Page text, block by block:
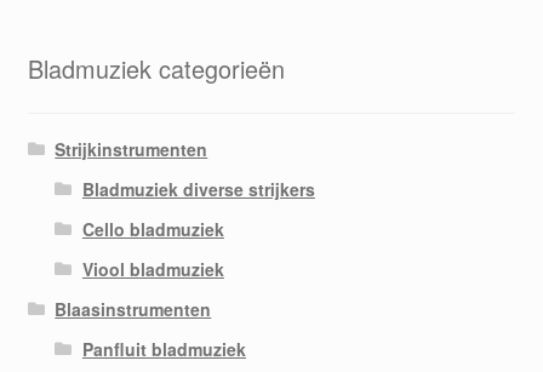
Bladmuziek categorieën
Strijkinstrumenten
Bladmuziek diverse strijkers
Cello bladmuziek
Viool bladmuziek
Blaasinstrumenten
Panfluit bladmuziek